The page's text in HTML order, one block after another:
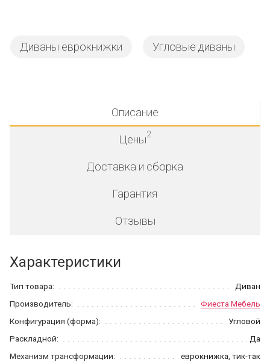
Диваны еврокнижки Угловые диваны
Описание
Цены2
Доставка и сборка
Гарантия
Отзывы
Характеристики
Тип товара:
Диван
Производитель:
Фиеста Мебель
Конфигурация (форма):
Угловой
Раскладной:
Да
Механизм трансформации:
еврокнижка, тик-так